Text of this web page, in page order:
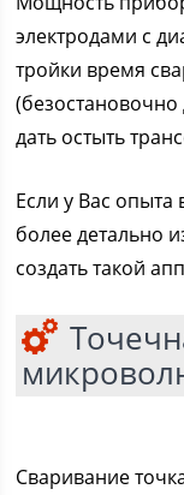
электродами с
тройки время
дать остыть
Если у Вас опыта
более детально
создать такой
Сваривание